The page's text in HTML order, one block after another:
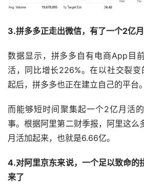
3.拼多多正走出微信，有了一个2亿
数据显示，拼多多自有电商App目
活，同比增长226%。在以社交裂变
起后，拼多多也正在建立自己的平台。
而能够短时间聚集起一个2亿月活
事。根据阿里第二财季报，阿里这么
月活加起来，也就是6.66亿。
4.对阿里京东来说，一个足以致命的
来了